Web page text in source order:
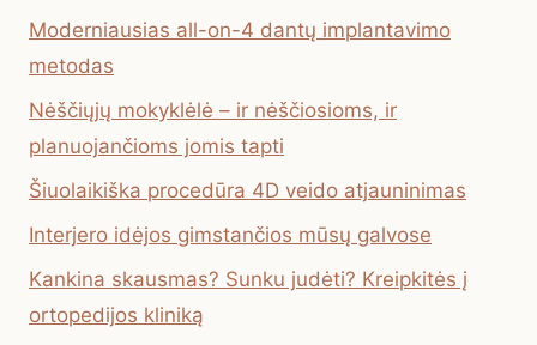
Moderniausias all-on-4 dantų implantavimo
metodas
Nėščiųjų mokyklėlė – ir nėščiosioms, ir
planuojančioms jomis tapti
Šiuolaikiška procedūra 4D veido atjauninimas
Interjero idėjos gimstančios mūsų galvose
Kankina skausmas? Sunku judėti? Kreipkitės į
ortopedijos kliniką